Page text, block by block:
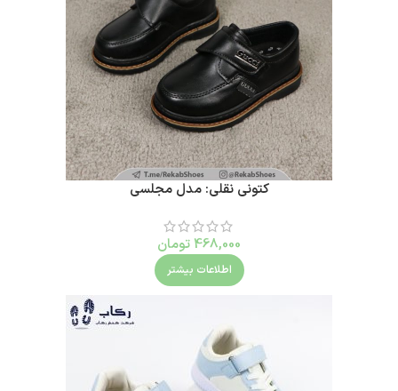
کتونی نقلی: مدل مجلسی
468,000 تومان
اطلاعات بیشتر